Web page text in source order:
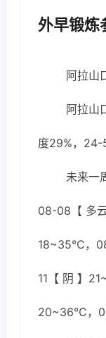
外早锻炼
阿拉山
阿拉山
度29%，24-
未来一
08-08【 多
18~35℃，
11【 阴 】
20~36℃，